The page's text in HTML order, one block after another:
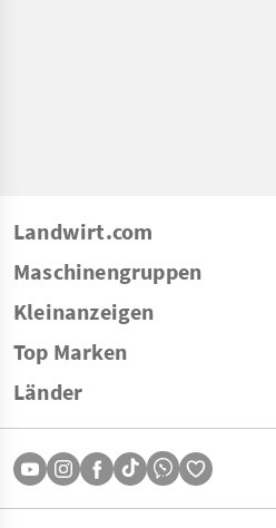
Landwirt.com
Maschinengruppen
Kleinanzeigen
Top Marken
Länder